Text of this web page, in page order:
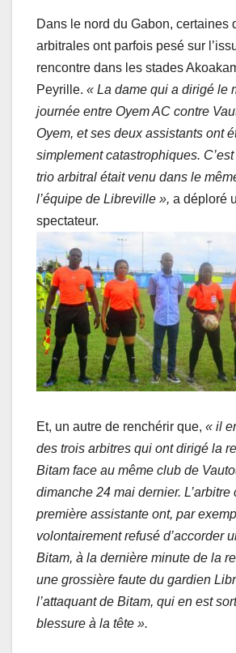
Dans le nord du Gabon, certaines
arbitrales ont parfois pesé sur
rencontre dans les stades
Peyrille. « La dame qui a dirigé le
journée entre Oyem AC contre
Oyem, et ses deux assistants ont
simplement catastrophiques.
trio arbitral était venu dans le
l’équipe de Libreville », a déploré
spectateur.
Et, un autre de renchérir que, « il
des trois arbitres qui ont dirigé la
Bitam face au même club de
dimanche 24 mai dernier. L’arbitre
première assistante ont, par
volontairement refusé d’accorder
Bitam, à la dernière minute de la
une grossière faute du gardien
l’attaquant de Bitam, qui en est
blessure à la tête ».